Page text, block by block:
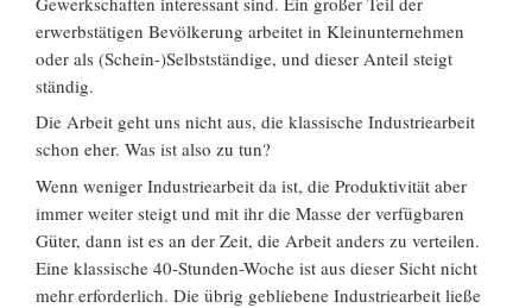
erwerbstätigen Bevölkerung arbeitet in Kleinunternehmen
oder als (Schein-)Selbstständige, und dieser Anteil steigt
ständig.
Die Arbeit geht uns nicht aus, die klassische Industriearbeit
schon eher. Was ist also zu tun?
Wenn weniger Industriearbeit da ist, die Produktivität aber
immer weiter steigt und mit ihr die Masse der verfügbaren
Güter, dann ist es an der Zeit, die Arbeit anders zu verteilen.
Eine klassische 40-Stunden-Woche ist aus dieser Sicht nicht
mehr erforderlich. Die übrig gebliebene Industriearbeit ließe